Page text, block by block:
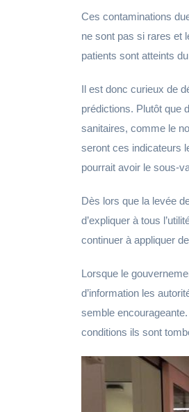
Ces contaminations
ne sont pas si rares et
patients sont atteints
Il est donc curieux de
prédictions. Plutôt que
sanitaires, comme le
seront ces indicateurs
pourrait avoir le sous-
Dès lors que la levée
d’expliquer à tous
continuer à appliquer
Lorsque le
d’information les
semble
conditions ils sont